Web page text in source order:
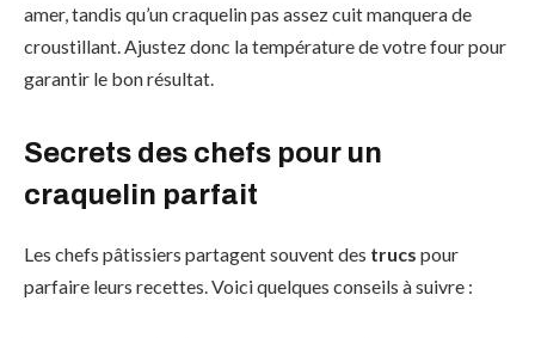
amer, tandis qu’un craquelin pas assez cuit manquera de
croustillant. Ajustez donc la température de votre four pour
garantir le bon résultat.
Secrets des chefs pour un
craquelin parfait
Les chefs pâtissiers partagent souvent des trucs pour
parfaire leurs recettes. Voici quelques conseils à suivre :